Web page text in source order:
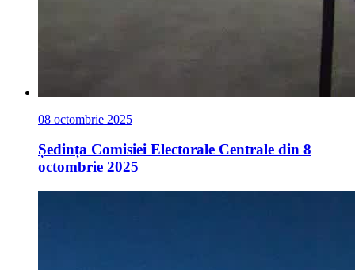
08 octombrie 2025
Ședința Comisiei Electorale Centrale din 8
octombrie 2025